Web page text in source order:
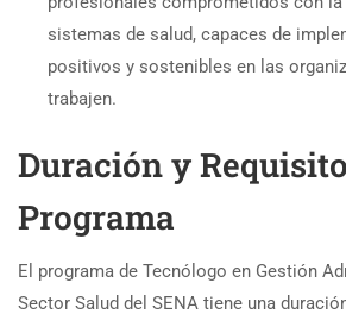
sistemas de salud, capaces de
positivos y sostenibles en las
trabajen.
Duración y
Programa
El programa de Tecnólogo en Gestión
Sector Salud del SENA tiene una